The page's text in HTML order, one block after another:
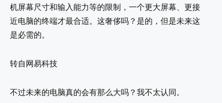
机屏幕尺寸和输入能力等的限制，一个更大屏幕、更接
近电脑的终端才最合适。这奢侈吗？是的，但是未来这
是必需的。
转自网易科技
不过未来的电脑真的会有那么大吗？我不太认同。